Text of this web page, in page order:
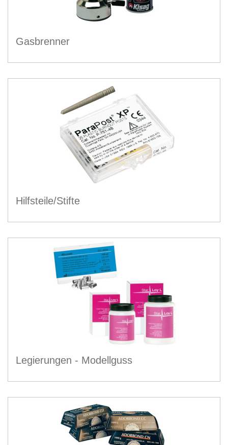
Gasbrenner
Hilfsteile/Stifte
Legierungen - Modellguss